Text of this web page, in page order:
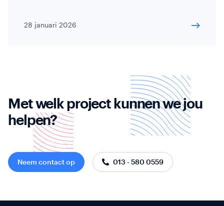
28 januari 2026
Met welk project kunnen we jou
helpen?
Neem contact op 013 - 580 0559